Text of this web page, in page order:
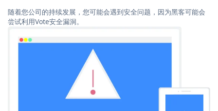
随着您公司的持续发展，您可能会遇到安全问题，因为黑客可能会
尝试利用Vote安全漏洞。